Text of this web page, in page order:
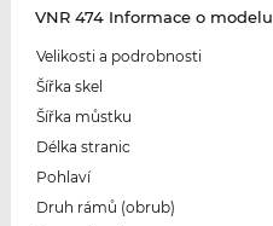
VNR 474 Informace o modelu
Velikosti a podrobnosti
Šířka skel
Šířka můstku
Délka stranic
Pohlaví
Druh rámů (obrub)